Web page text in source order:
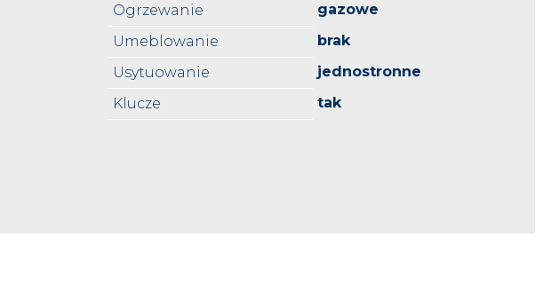
Ogrzewanie
gazowe
Umeblowanie
brak
Usytuowanie
jednostronne
Klucze
tak